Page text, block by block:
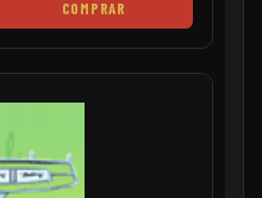
COMPRAR